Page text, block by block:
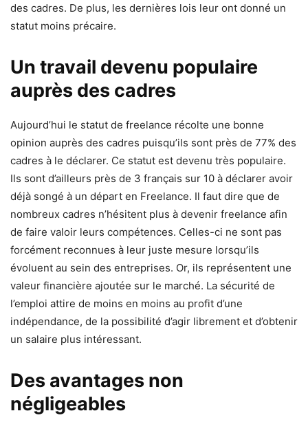
des cadres. De plus, les dernières lois leur ont donné un
statut moins précaire.
Un travail devenu populaire
auprès des cadres
Aujourd’hui le statut de freelance récolte une bonne
opinion auprès des cadres puisqu’ils sont près de 77% des
cadres à le déclarer. Ce statut est devenu très populaire.
Ils sont d’ailleurs près de 3 français sur 10 à déclarer avoir
déjà songé à un départ en Freelance. Il faut dire que de
nombreux cadres n’hésitent plus à devenir freelance afin
de faire valoir leurs compétences. Celles-ci ne sont pas
forcément reconnues à leur juste mesure lorsqu’ils
évoluent au sein des entreprises. Or, ils représentent une
valeur financière ajoutée sur le marché. La sécurité de
l’emploi attire de moins en moins au profit d’une
indépendance, de la possibilité d’agir librement et d’obtenir
un salaire plus intéressant.
Des avantages non
négligeables